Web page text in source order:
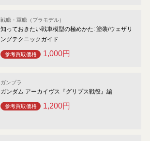
戦艦・軍艦（プラモデル）
知っておきたい戦車模型の極めかた: 塗装/ウェザリ
ングテクニックガイド
参考買取価格 1,000円
ガンプラ
ガンダム アーカイヴス『グリプス戦役』編
参考買取価格 1,200円